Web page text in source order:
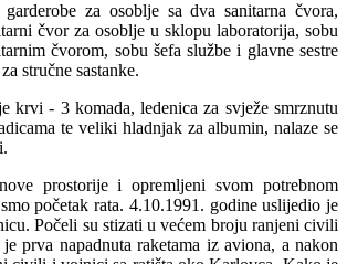
za osoblje sa dva sanitarna čvora,
čvor za osoblje u sklopu laboratorija, sobu
čvorom, sobu šefa službe i glavne sestre
stručne sastanke.
krvi - 3 komada, ledenica za svježe smrznutu
te veliki hladnjak za albumin, nalaze se
prostorije i opremljeni svom potrebnom
početak rata. 4.10.1991. godine uslijedio je
Počeli su stizati u većem broju ranjeni civili
prva napadnuta raketama iz aviona, a nakon